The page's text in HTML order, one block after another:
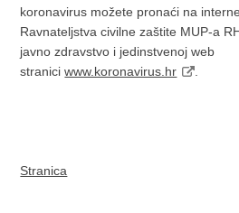
koronavirus možete pronaći na
Ravnateljstva civilne zaštite MUP-a
javno zdravstvo i jedinstvenoj web
straniciwww.koronavirus.hr
Stranica